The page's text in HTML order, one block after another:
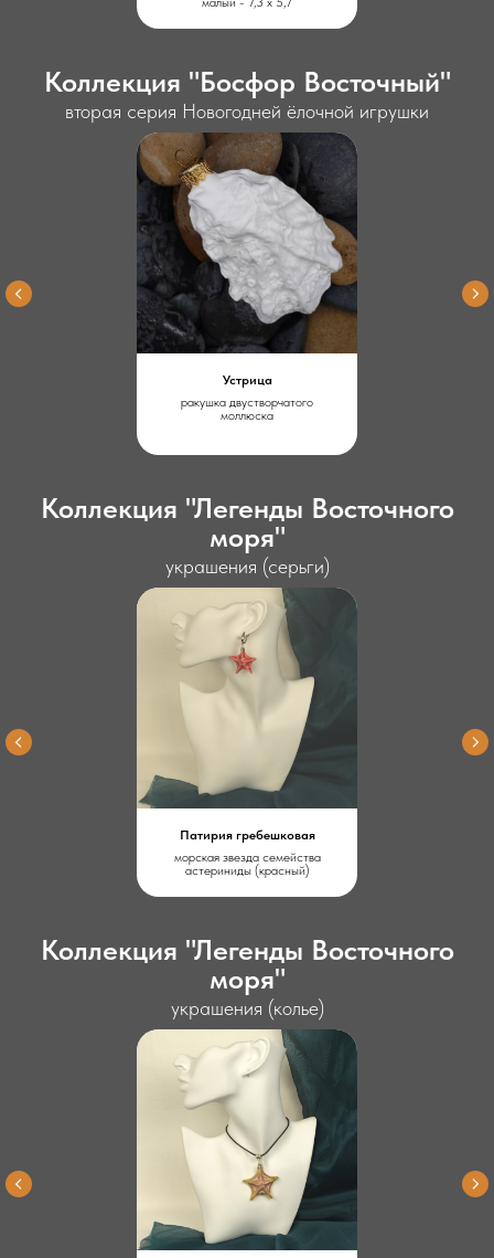
Коллекция "Босфор Восточный"
вторая серия Новогодней ёлочной игрушки
Устрица
ракушка двустворчатого
моллюска
Коллекция "Легенды Восточного
моря"
украшения (серьги)
Патирия гребешковая
морская звезда семейства
астериниды (красный)
Коллекция "Легенды Восточного
моря"
украшения (колье)